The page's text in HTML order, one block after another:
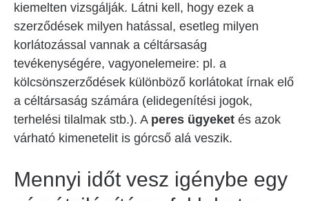
kiemelten vizsgálják. Látni kell, hogy ezek a
szerződések milyen hatással, esetleg milyen
korlátozással vannak a céltársaság
tevékenységére, vagyonelemeire: pl. a
kölcsönszerződések különböző korlátokat írnak elő
a céltársaság számára (elidegenítési jogok,
terhelési tilalmak stb.). A peres ügyeket és azok
várható kimenetelit is górcső alá veszik.
Mennyi időt vesz igénybe egy